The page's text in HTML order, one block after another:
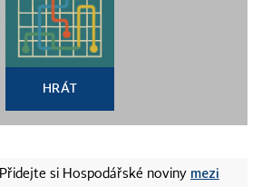
HRÁT
Přidejte si Hospodářské noviny mezi